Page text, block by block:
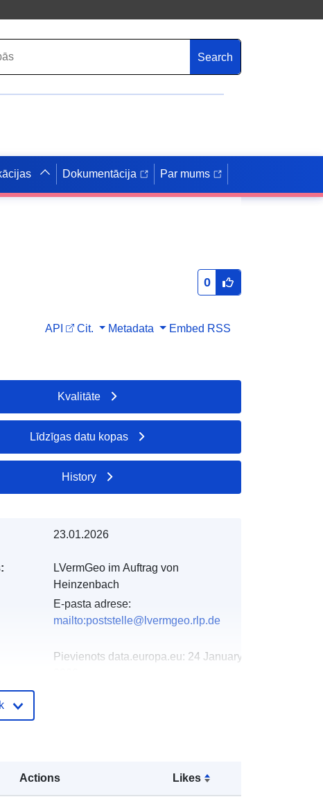
Search
Dokumentācija Par mums
0
API Cit. Metadata Embed RSS
Actions Likes
Kvalitāte
Līdzīgas datu kopas
History
23.01.2026
LVermGeo im Auftrag von
Heinzenbach
E-pasta adrese:
mailto:poststelle@lvermgeo.rlp.de
Pievienots data.europa.eu: 24 January
49.9641 ], [ 7.38344, 49.9641 ], [
7.38344, 49.9865 ] ]